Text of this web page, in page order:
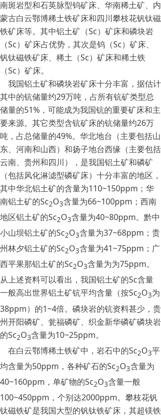
南斑岩型和石英脉型钨矿床、华南稀土矿、内
蒙古白云鄂博稀土铁矿床和四川攀枝花钒钛磁
铁矿床等。其中铝土矿（Sc）矿床和磷块岩
（Sc）矿床占优势，其次是钨（Sc）矿床、
钒钛磁铁矿床、稀土（Sc）矿床和稀土铁
（Sc）矿床。
我国铝土矿和磷块岩矿床十分丰富，据估计
其中的钪储量约29万吨，占所有钪矿类型总
储量的51%，可能成为我国钪的重要矿床和主
要来源。其它类型含钪矿床的钪储量约26万
吨，占总储量的49%。华北地台（主要包括山
东、河南和山西）和扬子地台西缘（主要包括
云南、贵州和四川），是我国铝土矿和磷矿
（包括风化淋滤型磷矿床）十分丰富的地区，
其中华北铝土矿的含量为110~150ppm；华
南铝土矿的Sc2O3含量为66~100ppm；西南
地区铝土矿的Sc2O3含量为40~80ppm。黔中
小山坝铝土矿的Sc2O3含量为37~68ppm；贵
州林夕铝土矿的Sc2O3含量为41~75ppm；广
西平果那铝土矿的Sc2O3含量为为75ppm。
从上述资料可以看出，我国铝土矿的Sc含量
一般高出世界铝土矿钪平均含量（按Sc2O3为
38ppm）的1~4倍。磷块岩的钪资料甚少，贵
州开阳磷矿、瓮福磷矿、织金新华磷矿磷块岩
的Sc2O3含量为10~25ppm。
在白云鄂博稀土铁矿中，岩石中的Sc2O3平
均含量为50ppm，各种矿石的Sc2O3含量为
40~160ppm，单矿物的Sc2O3含量一般
100~450ppm，个别达2000ppm。攀枝花钒
钛磁铁矿是我国大型的钒钛铁矿床，其超镁铁